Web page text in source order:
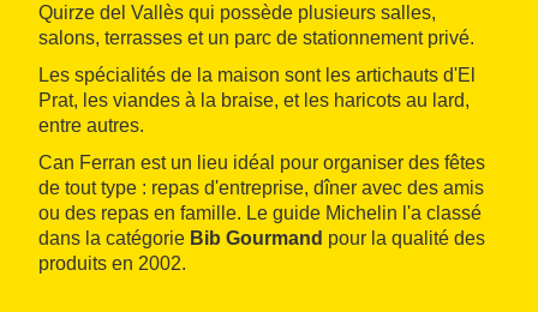
Quirze del Vallès qui possède plusieurs salles,
salons, terrasses et un parc de stationnement privé.
Les spécialités de la maison sont les artichauts d'El
Prat, les viandes à la braise, et les haricots au lard,
entre autres.
Can Ferran est un lieu idéal pour organiser des fêtes
de tout type : repas d'entreprise, dîner avec des amis
ou des repas en famille. Le guide Michelin l'a classé
dans la catégorie Bib Gourmand pour la qualité des
produits en 2002.